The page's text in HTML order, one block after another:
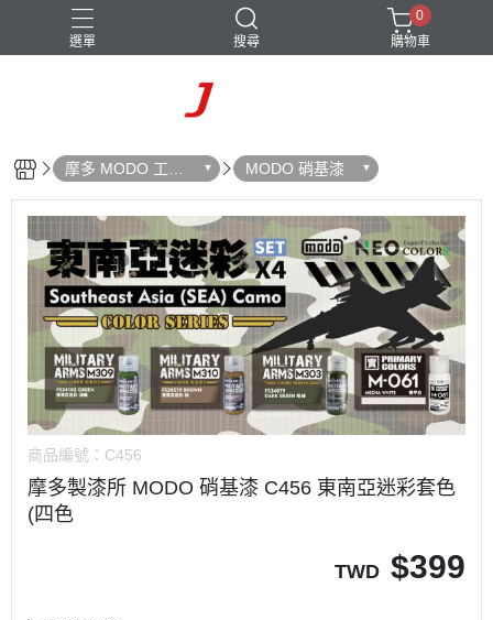
選單 搜尋
0
購物車
摩多 MODO 工具
漆料
MODO 硝基漆
商品編號： C456
摩多製漆所 MODO 硝基漆 C456 東南亞迷彩套色
(四色
TWD $399